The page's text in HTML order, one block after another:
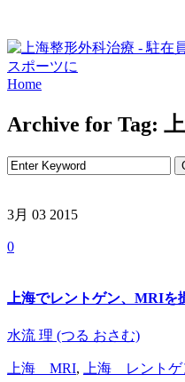
Home
Archive for Tag:
3月 03 2015
0
上海でレントゲン、MRIを
水流 理 (つる おさむ)
上海 MRI, 上海 レントゲ